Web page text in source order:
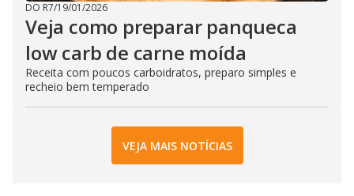
DO R7/19/01/2026
Veja como preparar panqueca
low carb de carne moída
Receita com poucos carboidratos, preparo simples e
recheio bem temperado
VEJA MAIS NOTÍCIAS